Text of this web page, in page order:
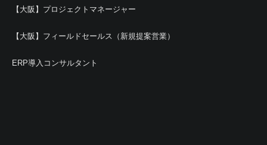
【大阪】プロジェクトマネージャー
【大阪】フィールドセールス（新規提案営業）
ERP導入コンサルタント